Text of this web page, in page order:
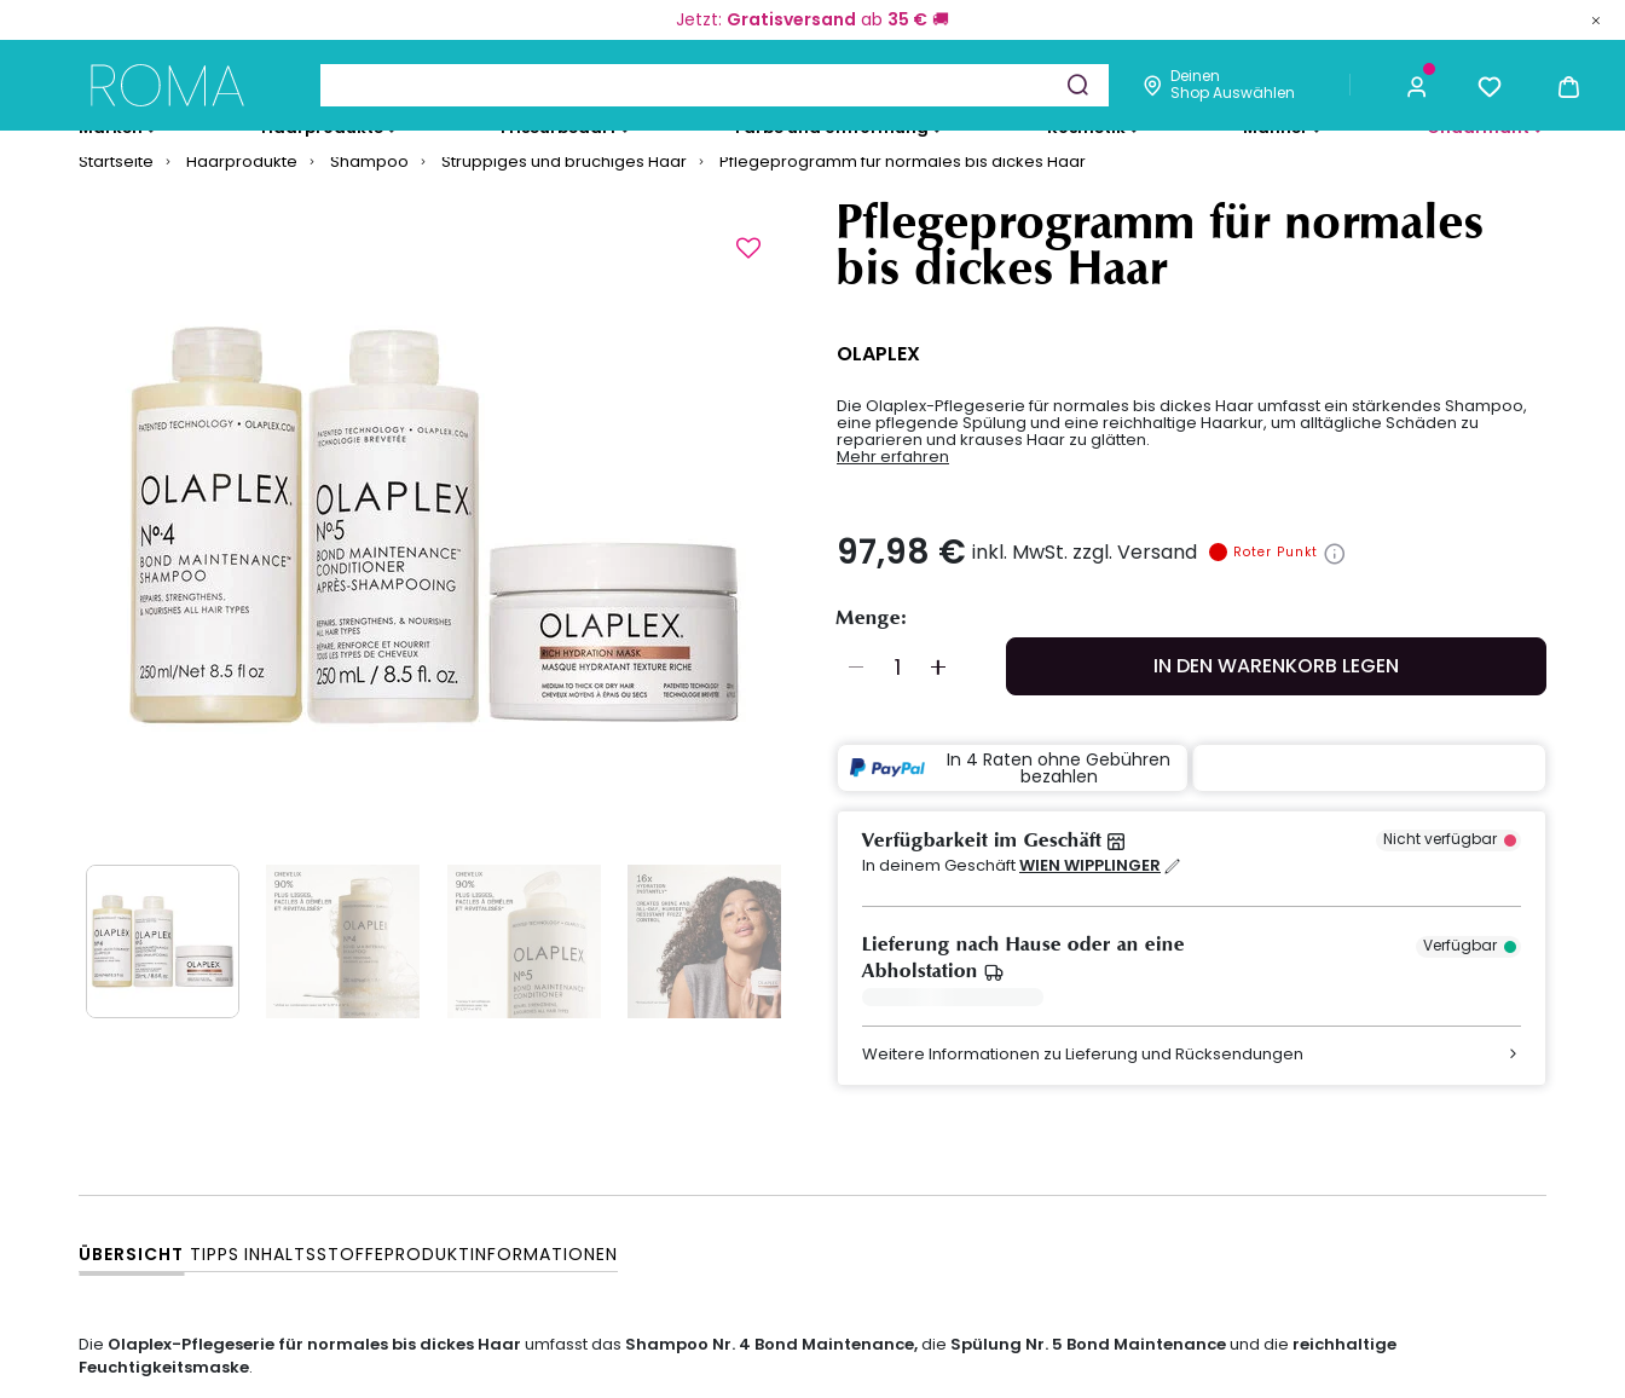
Jetzt: Gratisversand ab 35 € 🚚
Deinen
Shop Auswählen
Marken Haarprodukte Friseurbedarf Farbe und Umformung Kosmetik Männer Chaarmant
Startseite Haarprodukte Shampoo Struppiges und brüchiges Haar Pflegeprogramm für normales bis dickes Haar
Pflegeprogramm für normales
bis dickes Haar
OLAPLEX
Die Olaplex-Pflegeserie für normales bis dickes Haar umfasst ein stärkendes Shampoo,
eine pflegende Spülung und eine reichhaltige Haarkur, um alltägliche Schäden zu
reparieren und krauses Haar zu glätten.
Mehr erfahren
97,98 € inkl. MwSt. zzgl. Versand Roter Punkt
Menge:
IN DEN WARENKORB LEGEN
In 4 Raten ohne Gebühren
bezahlen
Verfügbarkeit im Geschäft Nicht verfügbar
In deinem GeschäftWIEN WIPPLINGER
Lieferung nach Hause oder an eine
Abholstation
Verfügbar
Weitere Informationen zu Lieferung und Rücksendungen
ÜBERSICHT TIPPS INHALTSSTOFFEPRODUKTINFORMATIONEN
Die Olaplex-Pflegeserie für normales bis dickes Haar umfasst das Shampoo Nr. 4 Bond Maintenance,die Spülung Nr. 5 Bond Maintenanceund die reichhaltige
Feuchtigkeitsmaske.